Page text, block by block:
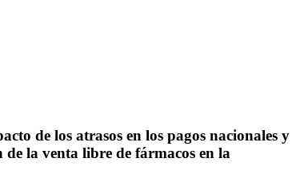
de los atrasos en los pagos nacionales y
la venta libre de fármacos en la